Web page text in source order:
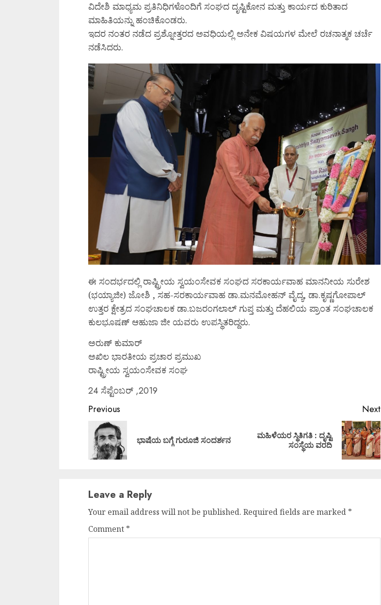
ವಿದೇಶಿ ಮಾಧ್ಯಮ ಪ್ರತಿನಿಧಿಗಳೊಂದಿಗೆ ಸಂಘದ ದೃಷ್ಟಿಕೋನ ಮತ್ತು ಕಾರ್ಯದ ಕುರಿತಾದ
ಮಾಹಿತಿಯನ್ನು ಹಂಚಿಕೊಂಡರು.
ಇದರ ನಂತರ ನಡೆದ ಪ್ರಶ್ನೋತ್ತರದ ಅವಧಿಯಲ್ಲಿ ಅನೇಕ ವಿಷಯಗಳ ಮೇಲೆ ರಚನಾತ್ಮಕ ಚರ್ಚೆ
ನಡೆಸಿದರು.
ಈ ಸಂದರ್ಭದಲ್ಲಿ ರಾಷ್ಟ್ರೀಯ ಸ್ವಯಂಸೇವಕ ಸಂಘದ ಸರಕಾರ್ಯವಾಹ ಮಾನನೀಯ ಸುರೇಶ
(ಭಯ್ಯಾಜೀ) ಜೋಶಿ , ಸಹ-ಸರಕಾರ್ಯವಾಹ ಡಾ.ಮನಮೋಹನ್ ವೈದ್ಯ, ಡಾ.ಕೃಷ್ಣಗೋಪಾಲ್
ಉತ್ತರ ಕ್ಷೇತ್ರದ ಸಂಘಚಾಲಕ ಡಾ.ಬಜರಂಗಲಾಲ್ ಗುಪ್ತ ಮತ್ತು ದೆಹಲಿಯ ಪ್ರಾಂತ ಸಂಘಚಾಲಕ
ಕುಲಭೂಷಣ್ ಆಹುಜಾ ಜೀ ಯವರು ಉಪಸ್ಥಿತರಿದ್ದರು.
ಅರುಣ್ ಕುಮಾರ್
ಅಖಿಲ ಭಾರತೀಯ ಪ್ರಚಾರ ಪ್ರಮುಖ
ರಾಷ್ಟ್ರೀಯ ಸ್ವಯಂಸೇವಕ ಸಂಘ
24 ಸೆಪ್ಟೆಂಬರ್ ,2019
Continue
Reading
Previous
Previous
ಭಾಷೆಯ ಬಗ್ಗೆ ಗುರೂಜಿ ಸಂದರ್ಶನ
Next
ಮಹಿಳೆಯರ ಸ್ಥಿತಿಗತಿ : ದೃಷ್ಟಿ
ಸಂಸ್ಥೆಯ ವರದಿ
Leave a Reply
Your email address will not be published. Required fields are marked *
Comment *